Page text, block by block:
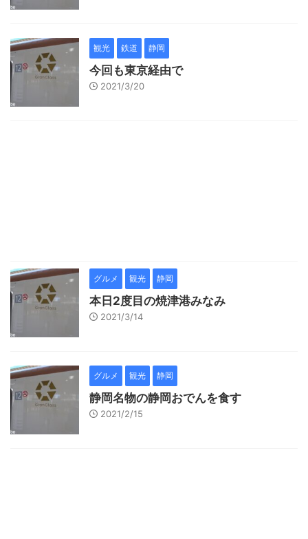
観光 鉄道 静岡
今回も東京経由で
2021/3/20
グルメ 観光 静岡
本日2度目の焼津港みなみ
2021/3/14
グルメ 観光 静岡
静岡名物の静岡おでんを食す
2021/2/15